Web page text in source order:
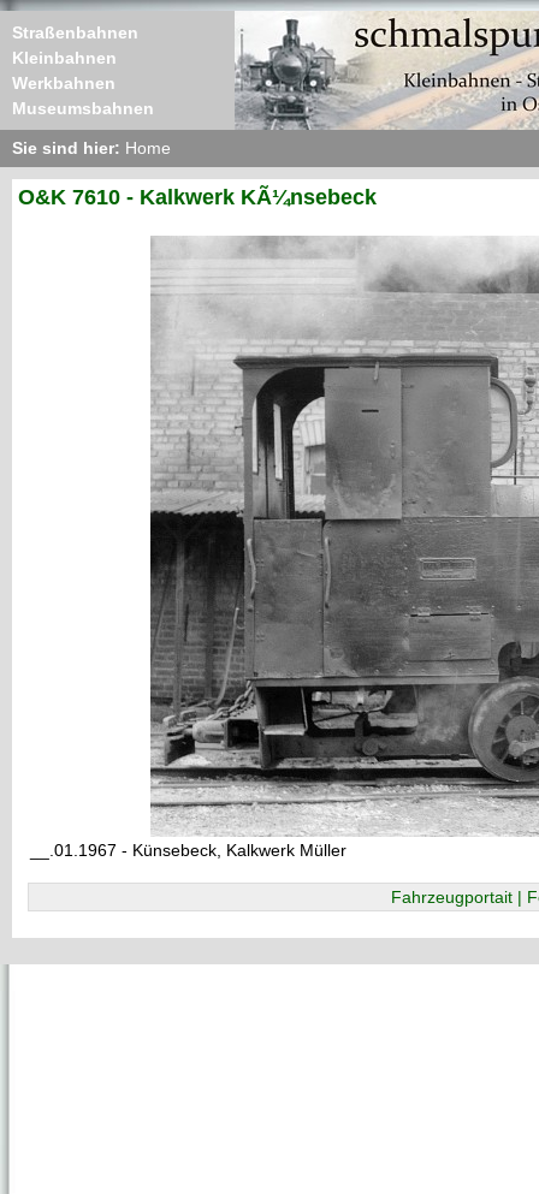
Straßenbahnen
Kleinbahnen
Werkbahnen
Museumsbahnen
Sie sind hier: Home
O&K 7610 - Kalkwerk KÃ¼nsebeck
__.01.1967 - Künsebeck, Kalkwerk Müller
Fahrzeugportait |